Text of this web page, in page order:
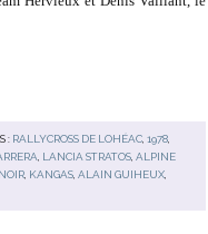
: RALLYCROSS DE LOHÉAC ,1978
LANCIA STRATOS ,ALPINE
KANGAS ,ALAIN GUIHEUX